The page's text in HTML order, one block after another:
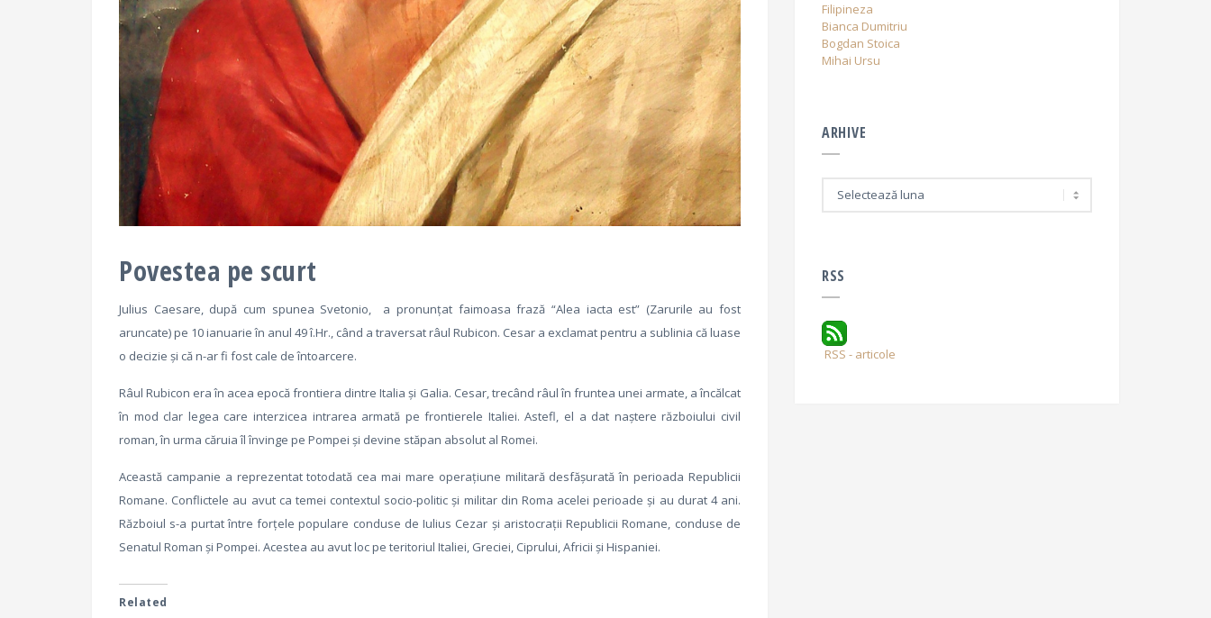
Povestea pe scurt
Julius Caesare, după cum spunea Svetonio, a pronunţat faimoasa frază “Alea iacta est” (Zarurile au fost
aruncate) pe 10 ianuarie în anul 49 î.Hr., când a traversat râul Rubicon. Cesar a exclamat pentru a sublinia că luase
o decizie şi că n-ar fi fost cale de întoarcere.
Râul Rubicon era în acea epocă frontiera dintre Italia şi Galia. Cesar, trecând râul în fruntea unei armate, a încălcat
în mod clar legea care interzicea intrarea armată pe frontierele Italiei. Astefl, el a dat naştere războiului civil
roman, în urma căruia îl învinge pe Pompei şi devine stăpan absolut al Romei.
Această campanie a reprezentat totodată cea mai mare operaţiune militară desfăşurată în perioada Republicii
Romane. Conflictele au avut ca temei contextul socio-politic şi militar din Roma acelei perioade și au durat 4 ani.
Războiul s-a purtat între forţele populare conduse de Iulius Cezar şi aristocraţii Republicii Romane, conduse de
Senatul Roman şi Pompei. Acestea au avut loc pe teritoriul Italiei, Greciei, Ciprului, Africii şi Hispaniei.
Related
Filipineza
Bianca Dumitriu
Bogdan Stoica
Mihai Ursu
ARHIVE
RSS
RSS - articole